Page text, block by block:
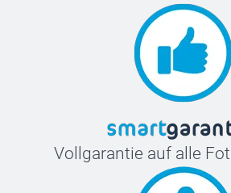
Vollgarantie auf alle